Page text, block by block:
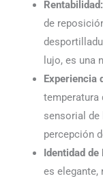
Rentabilidad:
de
lujo, es una
Experiencia
temperatura
sensorial de
percepción
Identidad de
es elegante,